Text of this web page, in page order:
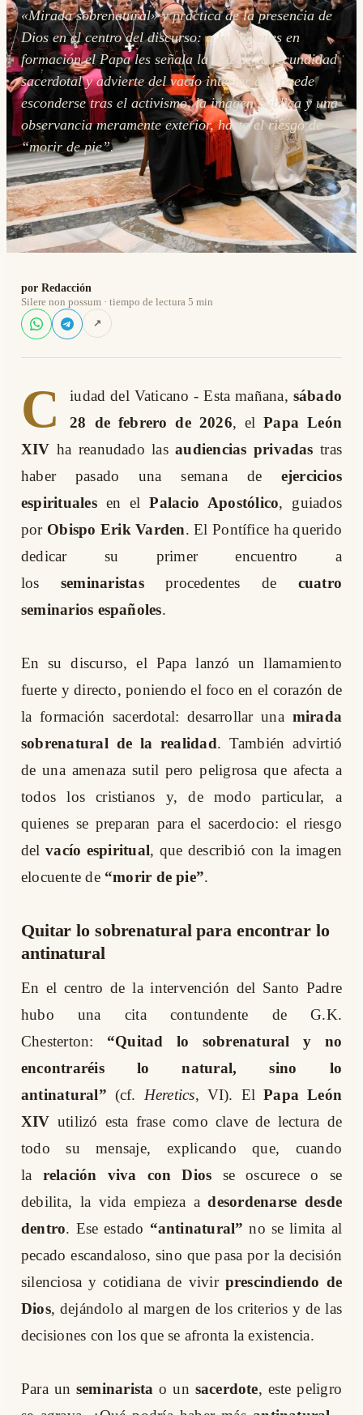
«Mirada sobrenatural» y práctica de la presencia de
Dios en el centro del discurso: a los jóvenes en
formación el Papa les señala la raíz de la fecundidad
sacerdotal y advierte del vacío interior que puede
esconderse tras el activismo, la imagen pública y una
observancia meramente exterior, hasta el riesgo de
“morir de pie”.
por Redacción
Silere non possum · tiempo de lectura 5 min
↗
C iudad del Vaticano - Esta mañana, sábado
28 de febrero de 2026, el Papa León
XIV ha reanudado las audiencias privadas tras
haber pasado una semana de ejercicios
espirituales en el Palacio Apostólico, guiados
por Obispo Erik Varden. El Pontífice ha querido
dedicar su primer encuentro a
los
seminaristas procedentes de
cuatro
seminarios españoles.
En su discurso, el Papa lanzó un llamamiento
fuerte y directo, poniendo el foco en el corazón de
la formación sacerdotal: desarrollar una mirada
sobrenatural de la realidad. También advirtió
de una amenaza sutil pero peligrosa que afecta a
todos los cristianos y, de modo particular, a
quienes se preparan para el sacerdocio: el riesgo
del vacío espiritual, que describió con la imagen
elocuente de “morir de pie”.
Quitar lo sobrenatural para encontrar lo
antinatural
En el centro de la intervención del Santo Padre
hubo una cita contundente de G.K.
Chesterton:
“Quitad lo sobrenatural y no
encontraréis lo natural, sino lo
antinatural” (cf. Heretics, VI). El Papa León
XIV utilizó esta frase como clave de lectura de
todo su mensaje, explicando que, cuando
la
relación viva con Dios
se oscurece o se
debilita, la vida empieza a desordenarse desde
dentro. Ese estado “antinatural” no se limita al
pecado escandaloso, sino que pasa por la decisión
silenciosa y cotidiana de vivir prescindiendo de
Dios, dejándolo al margen de los criterios y de las
decisiones con los que se afronta la existencia.
Para un seminarista o un sacerdote, este peligro